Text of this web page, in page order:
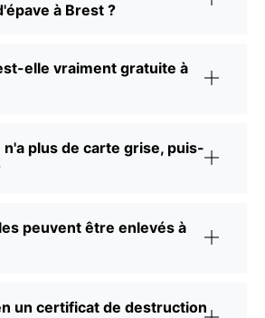
à Brest ?
elle vraiment gratuite à
plus de carte grise, puis-
peuvent être enlevés à
un certificat de destruction